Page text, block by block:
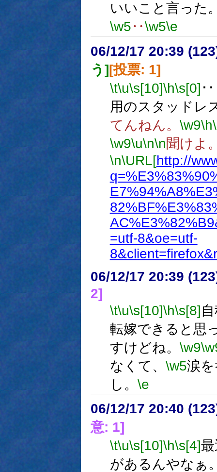
いいこと言った
\w5‥\w5\e
06/12/17 20:39
う][投票: 1]
\t\u\s[10]\h\s[0] ･
用のスタッドレ
てんねん。 \w9\h
\w9\u\n\n聞けよ
\n\URL[http://
=utf-8&oe=utf-
06/12/17 20:39
2]
\t\u\s[10]\h\s[8]
転嫁できると思
すけどね。 \w9
なくて、 \w5涙
し。 \e
06/12/17 20:40
意: 1]
\t\u\s[10]\h\s[4]
があるんやなぁ